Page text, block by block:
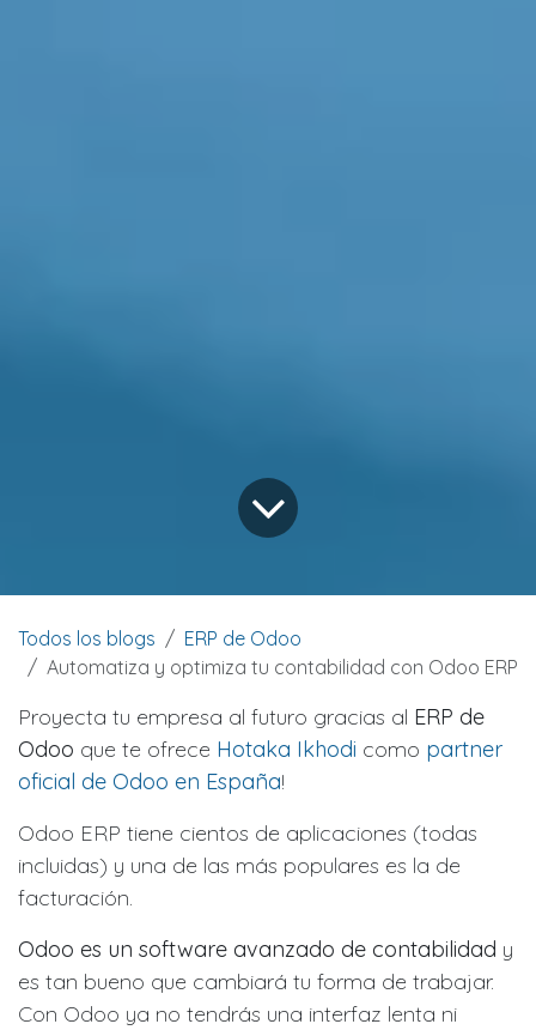
Todos los blogs
ERP de Odoo
Automatiza y optimiza tu contabilidad con Odoo ERP
Proyecta tu empresa al futuro gracias al ERP de
Odoo que te ofrece Hotaka Ikhodi como partner
oficial de Odoo en España!
Odoo ERP tiene cientos de aplicaciones (todas
incluidas) y una de las más populares es la de
facturación.
Odoo es un software avanzado de contabilidad y
es tan bueno que cambiará tu forma de trabajar.
Con Odoo ya no tendrás una interfaz lenta ni